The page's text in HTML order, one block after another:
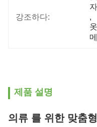
강조하다:
자
,
제품 설명
의류 를 위한 맞춤